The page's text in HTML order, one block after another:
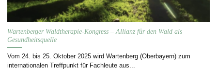
Wartenberger Waldtherapie-Kongress – Allianz für den Wald als
Gesundheitsquelle
Vom 24. bis 25. Oktober 2025 wird Wartenberg (Oberbayern) zum
internationalen Treffpunkt für Fachleute aus...